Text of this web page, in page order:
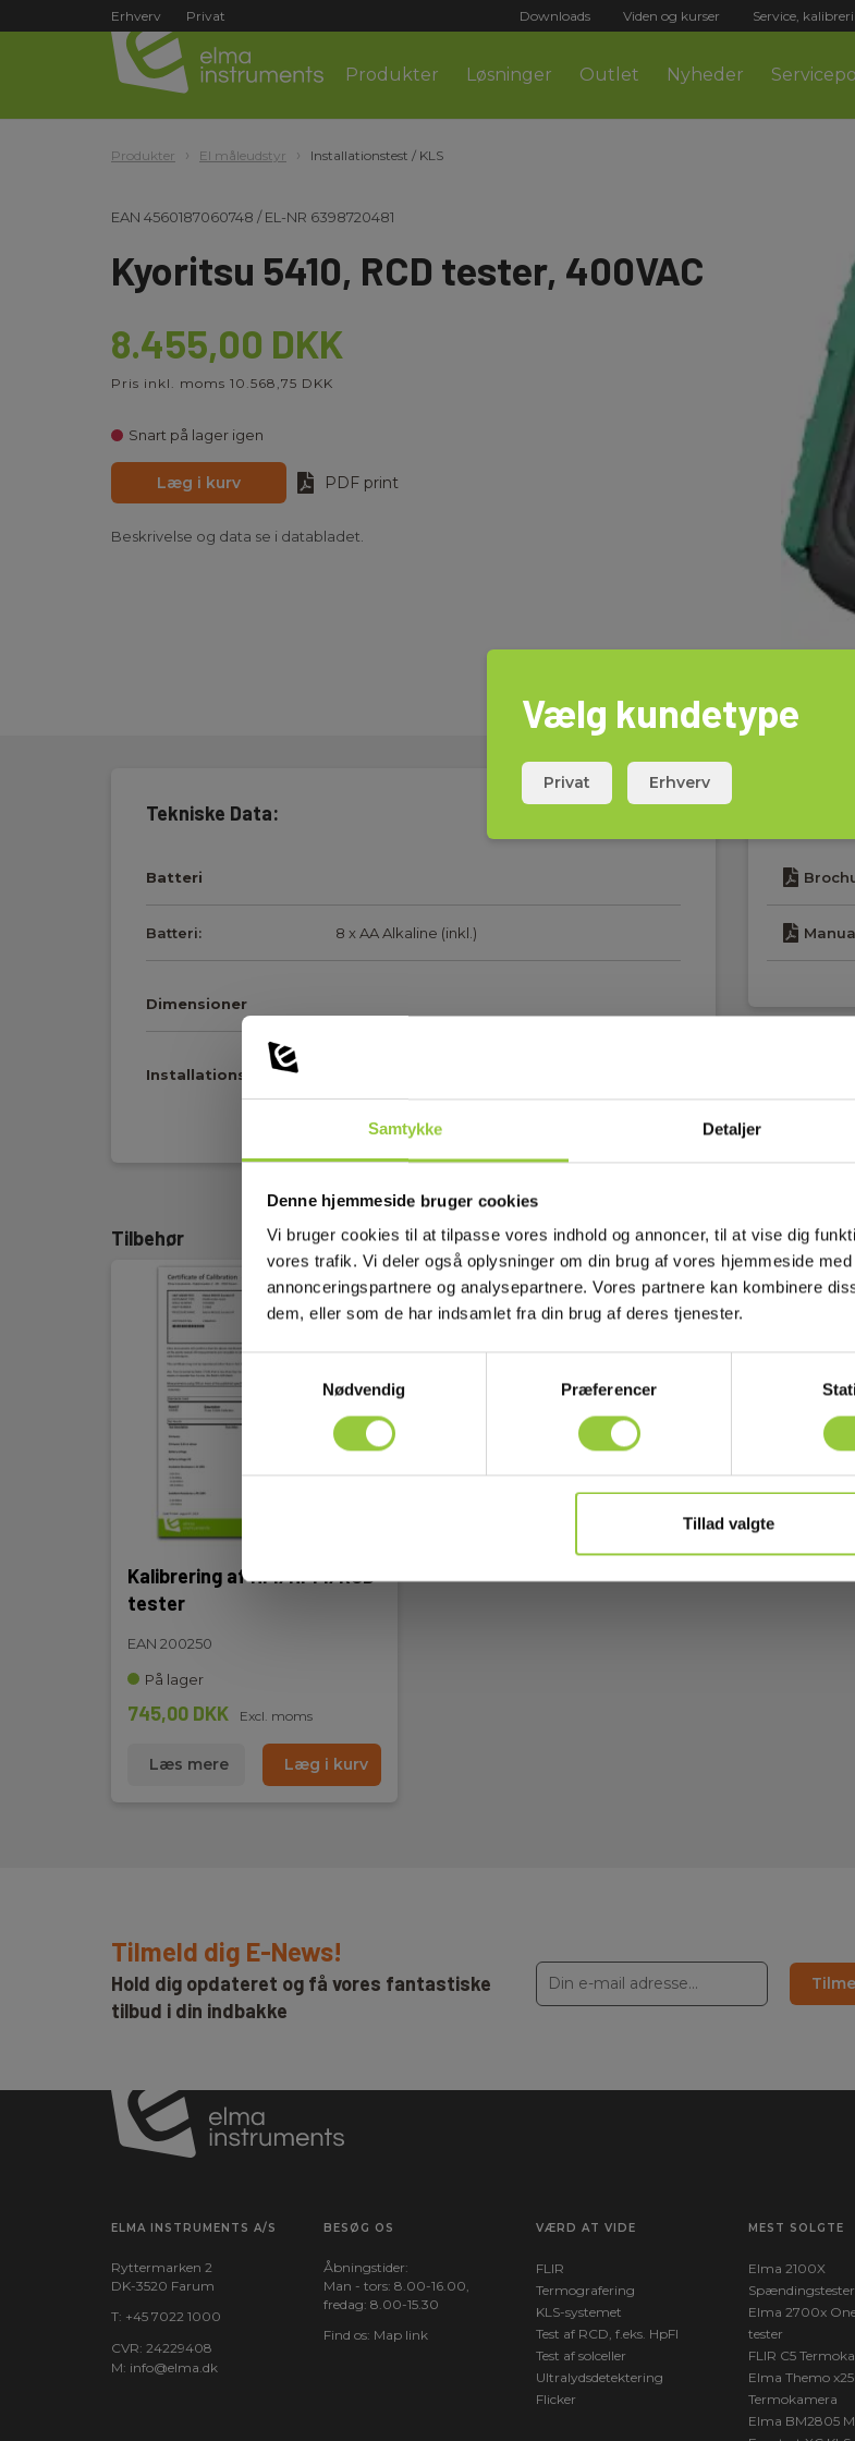
Samtykke Detaljer
Denne hjemmeside bruger cookies
Vi bruger cookies til at tilpasse vores indhold og annoncer, til at vise dig
vores trafik. Vi deler også oplysninger om din brug af vores hjemmeside
annonceringspartnere og analysepartnere. Vores partnere kan kombinere
dem, eller som de har indsamlet fra din brug af deres tjenester.
Samtykkevalg
Nødvendig
Præferencer
Tillad valgte
Erhverv Privat Downloads Viden og kurser Service,
Produkter Løsninger Outlet Nyheder
Produkter El måleudstyr Installationstest / KLS
EAN 4560187060748 /EL-NR 6398720481
Kyoritsu 5410, RCD tester, 400VAC
8.455,00 DKK
Pris inkl. moms 10.568,75 DKK
Snart på lager igen
Læg i kurv PDF print
Beskrivelse og data se i databladet.
Tekniske Data:
Batteri
Batteri: 8 x AA Alkaline (inkl.)
Dimensioner
Installationstest/KLS
Type AC
Fasefølge/spændingsmåling:
Ja
Batteri: 8 stk, AA, Inkl.
Vægt (g):
Dimensioner HxBxD
(mm):
167 × 186 × 89
Tilbehør
Kalibrering af HFI/HPFI/RCD
tester
EAN 200250
På lager
745,00 DKK Excl. moms
Læs mere Læg i kurv
Tilmeld dig E-News!
Hold dig opdateret og få vores fantastiske
tilbud i din indbakke
ELMA INSTRUMENTS A/S
Ryttermarken 2
DK-3520 Farum
T: +45 7022 1000
CVR: 24229408
M: info@elma.dk
BESØG OS
Åbningstider:
Man - tors: 8.00-16.00,
fredag: 8.00-15.30
Find os: Map link
VÆRD AT VIDE
FLIR
Termografering
KLS-systemet
Test af RCD, f.eks. HpFI
Test af solceller
Ultralydsdetektering
Flicker
MEST SOLGTE
Elma 2100X
Spændingstester
Elma 2700x
tester
FLIR C5
Elma Themo
Termokamera
Elma BM2805
Vælg kundetype
Privat Erhverv